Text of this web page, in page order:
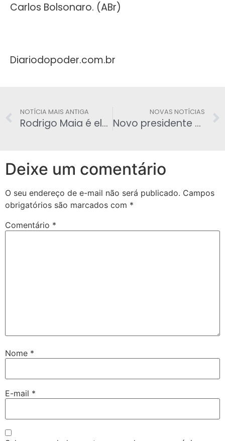
Carlos Bolsonaro. (ABr)
Diariodopoder.com.br
NOTÍCIA MAIS ANTIGA
Rodrigo Maia é eleito pela 3ª vez presidente da Câmara dos Deputados
NOVAS NOTÍCIAS
Novo presidente do Senado é investigado em dois inquéritos no Supremo Tribunal Federal
Deixe um comentário
O seu endereço de e-mail não será publicado. Campos
obrigatórios são marcados com *
Comentário *
Nome *
E-mail *